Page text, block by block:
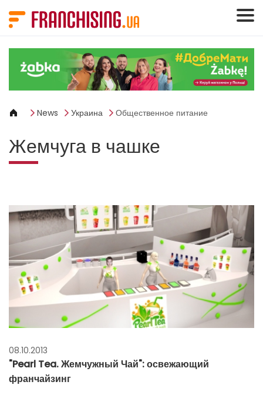
News Украина Общественное питание
Жемчуга в чашке
08.10.2013
"Pearl Tea. Жемчужный Чай": освежающий
франчайзинг